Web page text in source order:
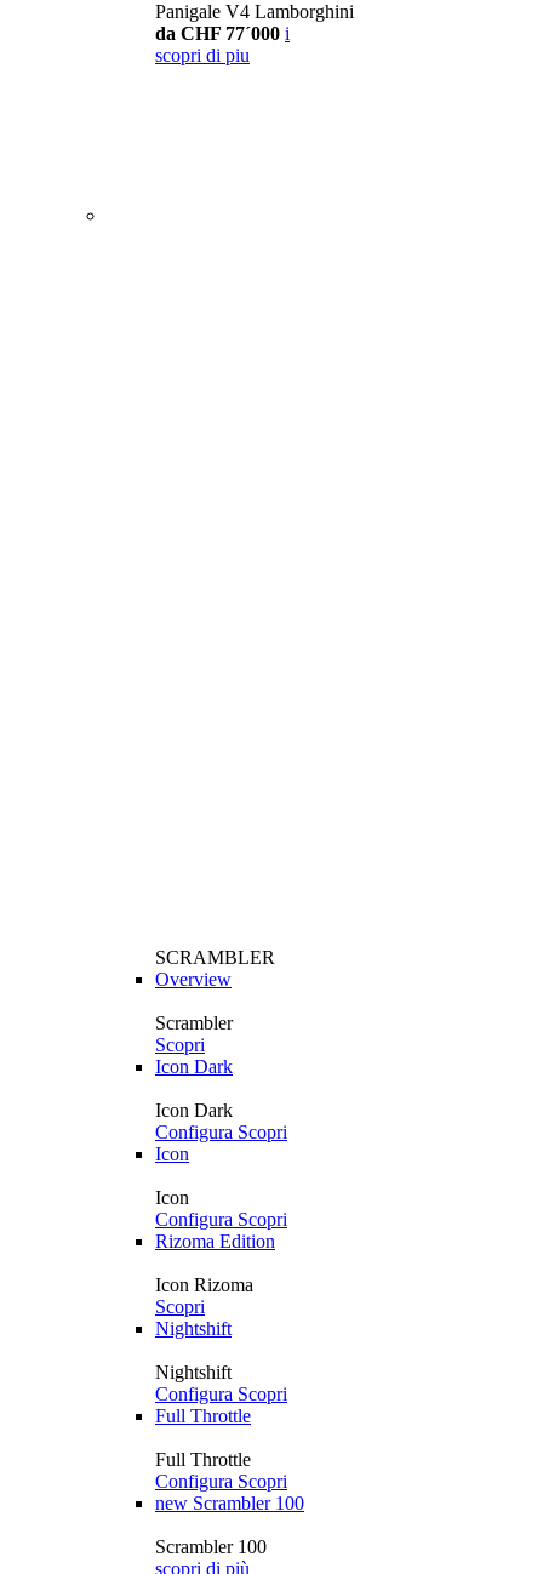
Panigale V4 Lamborghini
da CHF 77´000 i
scopri di piu
SCRAMBLER
Overview
Scrambler
Scopri
Icon Dark
Icon Dark
Configura Scopri
Icon
Icon
Configura Scopri
Rizoma Edition
Icon Rizoma
Scopri
Nightshift
Nightshift
Configura Scopri
Full Throttle
Full Throttle
Configura Scopri
new Scrambler 100
Scrambler 100
scopri di più